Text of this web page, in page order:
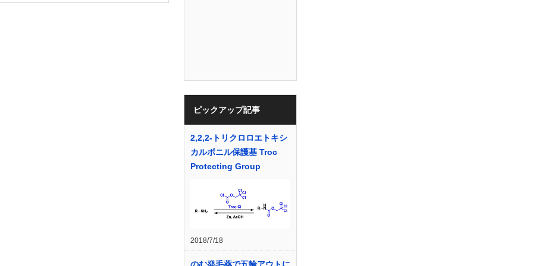
ピックアップ記事
2,2,2-トリクロロエトキシ
カルボニル保護基 Troc
Protecting Group
2018/7/18